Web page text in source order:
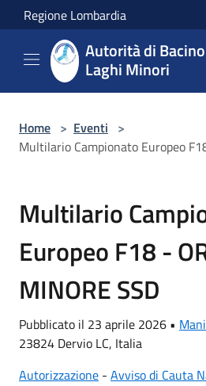
Salta al contenuto principale
Regione Lombardia
Autorità di
Laghi Minori
Home > Eventi >
Multilario Campionato Europeo
Multilario
Europeo F18 -
MINORE SSD
Pubblicato il 23 aprile 2026 •
23824 Dervio LC, Italia
Autorizzazione - Avviso di Cauta